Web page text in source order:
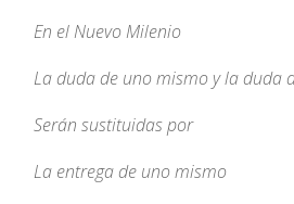
En el Nuevo Milenio
La duda de uno mismo y la duda
Serán sustituidas por
La entrega de uno mismo